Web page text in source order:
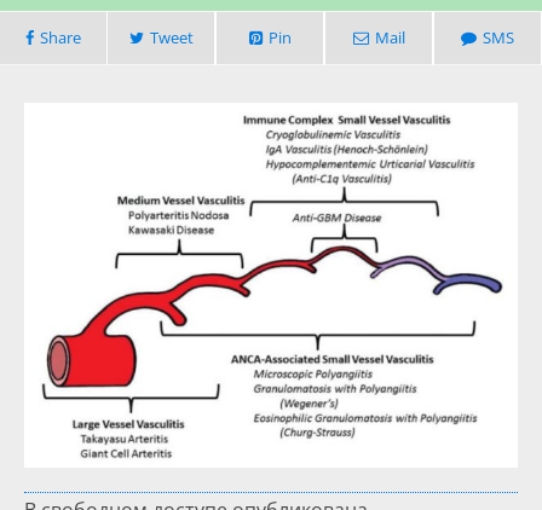
Share Tweet Pin Mail SMS